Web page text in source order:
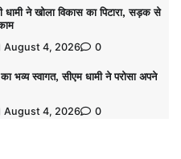
धामी ने खोला विकास का पिटारा, सड़क से
August 4, 2026 0
का भव्य स्वागत, सीएम धामी ने परोसा अपने
August 4, 2026 0